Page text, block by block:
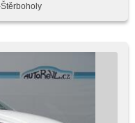
Štěrboholy